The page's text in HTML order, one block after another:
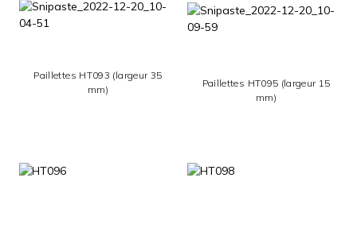
Paillettes HT093 (largeur 35
mm)
Paillettes HT095 (largeur 15
mm)